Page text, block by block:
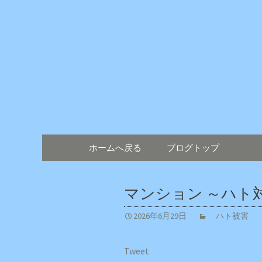
コンテンツへ移動
ホームへ戻る ブログトップ
マンション ～ハト
2026年6月29日 ハト被害
Tweet